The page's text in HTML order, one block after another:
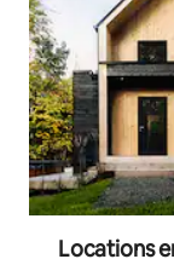
Locations